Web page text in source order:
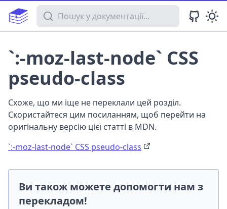
Пошук у документації
`:-moz-last-node` CSS
pseudo-class
Схоже, що ми іще не переклали цей розділ.
Скористайтеся цим посиланням, щоб перейти на
оригінальну версію цієї статті в MDN.
`:-moz-last-node` CSS pseudo-class
Ви також можете допомогти нам з
перекладом!